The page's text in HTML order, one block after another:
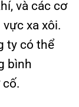
và các cơ
xa xôi.
ty có thể
bình